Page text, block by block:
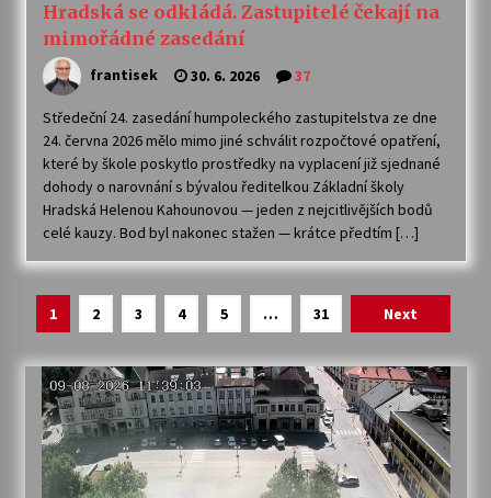
Hradská se odkládá. Zastupitelé čekají na
mimořádné zasedání
frantisek 30. 6. 2026 37
Středeční 24. zasedání humpoleckého zastupitelstva ze dne
24. června 2026 mělo mimo jiné schválit rozpočtové opatření,
které by škole poskytlo prostředky na vyplacení již sjednané
dohody o narovnání s bývalou ředitelkou Základní školy
Hradská Helenou Kahounovou — jeden z nejcitlivějších bodů
celé kauzy. Bod byl nakonec stažen — krátce předtím […]
Navigace
příspěvky
1 2 3 4 5 … 31 Next